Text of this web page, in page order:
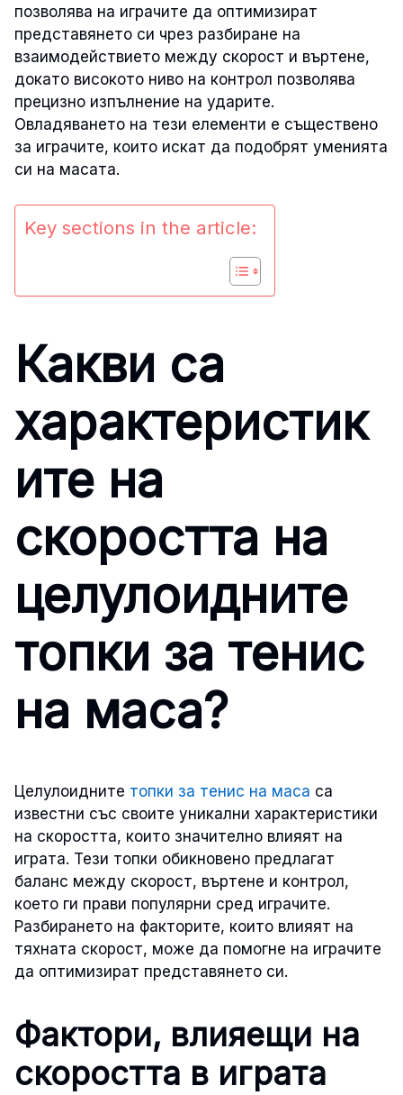
позволява на играчите да оптимизират
представянето си чрез разбиране на
взаимодействието между скорост и въртене,
докато високото ниво на контрол позволява
прецизно изпълнение на ударите.
Овладяването на тези елементи е съществено
за играчите, които искат да подобрят уменията
си на масата.
Key sections in the article:
Какви са
характеристик
ите на
скоростта на
целулоидните
топки за тенис
на маса?
Целулоидните топки за тенис на маса са
известни със своите уникални характеристики
на скоростта, които значително влияят на
играта. Тези топки обикновено предлагат
баланс между скорост, въртене и контрол,
което ги прави популярни сред играчите.
Разбирането на факторите, които влияят на
тяхната скорост, може да помогне на играчите
да оптимизират представянето си.
Фактори, влияещи на
скоростта в играта